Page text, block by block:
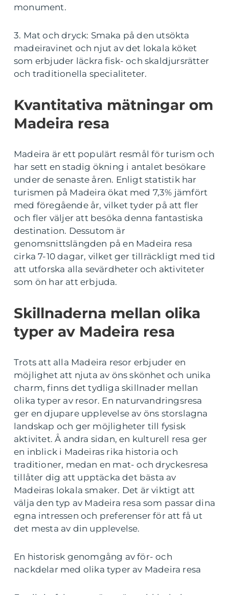
monument.
3. Mat och dryck: Smaka på den utsökta
madeiravinet och njut av det lokala köket
som erbjuder läckra fisk- och skaldjursrätter
och traditionella specialiteter.
Kvantitativa mätningar om
Madeira resa
Madeira är ett populärt resmål för turism och
har sett en stadig ökning i antalet besökare
under de senaste åren. Enligt statistik har
turismen på Madeira ökat med 7,3% jämfört
med föregående år, vilket tyder på att fler
och fler väljer att besöka denna fantastiska
destination. Dessutom är
genomsnittslängden på en Madeira resa
cirka 7-10 dagar, vilket ger tillräckligt med tid
att utforska alla sevärdheter och aktiviteter
som ön har att erbjuda.
Skillnaderna mellan olika
typer av Madeira resa
Trots att alla Madeira resor erbjuder en
möjlighet att njuta av öns skönhet och unika
charm, finns det tydliga skillnader mellan
olika typer av resor. En naturvandringsresa
ger en djupare upplevelse av öns storslagna
landskap och ger möjligheter till fysisk
aktivitet. Å andra sidan, en kulturell resa ger
en inblick i Madeiras rika historia och
traditioner, medan en mat- och dryckesresa
tillåter dig att upptäcka det bästa av
Madeiras lokala smaker. Det är viktigt att
välja den typ av Madeira resa som passar dina
egna intressen och preferenser för att få ut
det mesta av din upplevelse.
En historisk genomgång av för- och
nackdelar med olika typer av Madeira resa